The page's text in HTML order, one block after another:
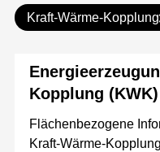
Kraft-Wärme-Kopplung
Kopplung
Flächenbezogene
Kraft-Wärme-